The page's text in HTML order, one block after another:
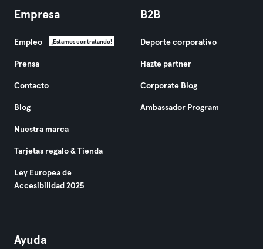
Empresa
Empleo ¡Estamos contratando!
Prensa
Contacto
Blog
Nuestra marca
Tarjetas regalo & Tienda
Ley Europea de
Accesibilidad 2025
B2B
Deporte corporativo
Hazte partner
Corporate Blog
Ambassador Program
Ayuda